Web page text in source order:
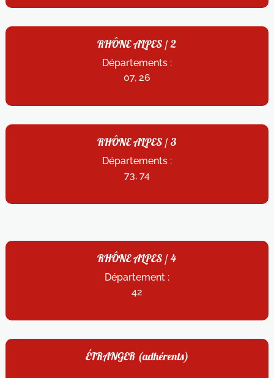
RHÔNE ALPES / 2
Départements :
07, 26
RHÔNE ALPES / 3
Départements :
73, 74
RHÔNE ALPES / 4
Département :
42
ÉTRANGER (adhérents)